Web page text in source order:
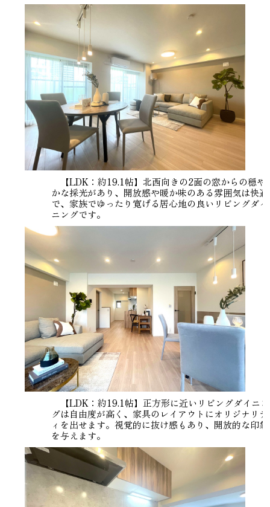
【LDK：約19.1帖】北西向きの2面の窓からの穏や
かな採光があり、開放感や暖か味のある雰囲気は快適
で、家族でゆったり寛げる居心地の良いリビングダイ
ニングです。
【LDK：約19.1帖】正方形に近いリビングダイニン
グは自由度が高く、家具のレイアウトにオリジナリテ
ィを出せます。視覚的に抜け感もあり、開放的な印象
を与えます。